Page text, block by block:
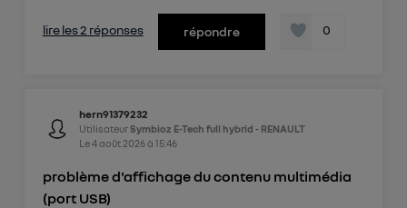
lire les 2 réponses répondre 0
hern91379232
UtilisateurSymbioz E-Tech full hybrid - RENAULT
Le4 août 2026à 15:46
problème d'affichage du contenu multimédia
(port USB)